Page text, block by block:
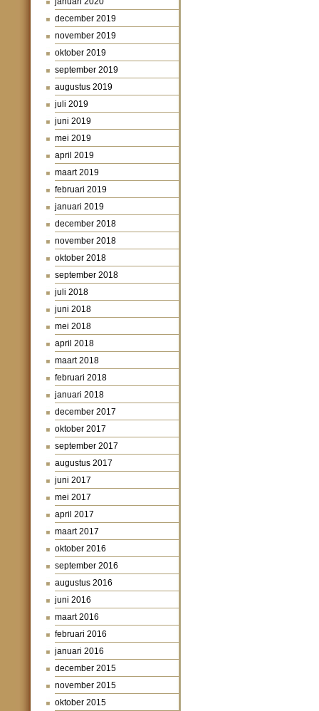
december 2019
november 2019
oktober 2019
september 2019
augustus 2019
juli 2019
juni 2019
mei 2019
april 2019
maart 2019
februari 2019
januari 2019
december 2018
november 2018
oktober 2018
september 2018
juli 2018
juni 2018
mei 2018
april 2018
maart 2018
februari 2018
januari 2018
december 2017
oktober 2017
september 2017
augustus 2017
juni 2017
mei 2017
april 2017
maart 2017
oktober 2016
september 2016
augustus 2016
juni 2016
maart 2016
februari 2016
januari 2016
december 2015
november 2015
oktober 2015